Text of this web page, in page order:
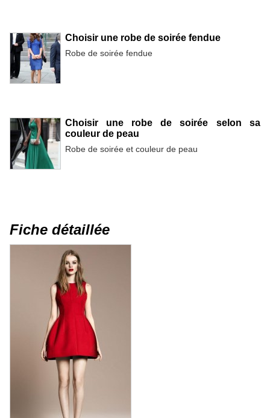
Choisir une robe de soirée fendue
Robe de soirée fendue
Choisir une robe de soirée selon sa
couleur de peau
Robe de soirée et couleur de peau
Fiche détaillée